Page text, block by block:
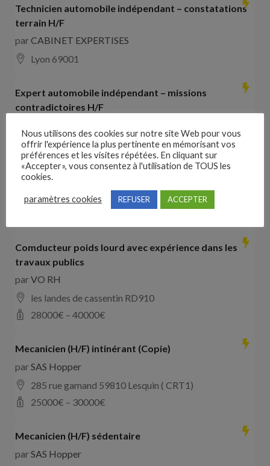
Technicien automobile indépendant – constatations
terrain H/F
parCABINET EXPERTISES
Lyon 69001
Expert automobile indépendant – missions
contradictoires H/F
Lyon 69001
Collaborateur comptable H/F
parHays France
Comducteur poids lourd avec expérience dans les
travaux publics
parVO RH
les landes de cassentin RD910
28000€ – 40000€
Mecanicien (H/F) intinérant (Copie)
parSAS Hopper
285 rue gamand 59810 Lesquin ( CRT1)
25000€ – 30000€
Mecanicien (H/F) sédentaire
parSAS Hopper
Nous utilisons des cookies sur notre site Web pour vous
offrir l'expérience la plus pertinente en mémorisant vos
préférences et les visites répétées. En cliquant sur
«Accepter», vous consentez à l'utilisation de TOUS les
cookies.
paramètres cookies REFUSER ACCEPTER